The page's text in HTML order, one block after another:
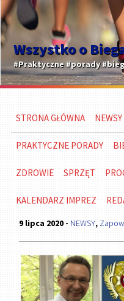
Wszystko o
#Praktyczne #porady
STRONA GŁÓWNA NEWSY
PRAKTYCZNE PORADY
ZDROWIE SPRZĘT
KALENDARZ IMPREZ
9 lipca 2020 - NEWSY,